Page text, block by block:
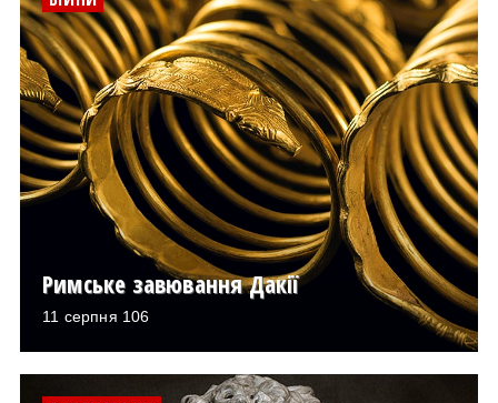
Римське завювання Дакії
11 серпня 106